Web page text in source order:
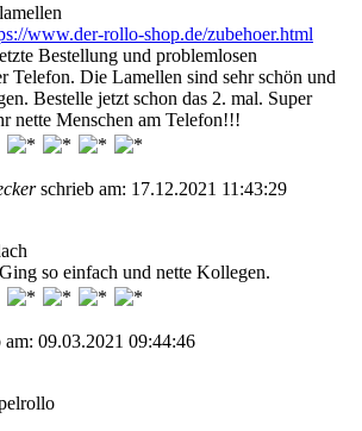
www.der-rollo-shop.de/zubehoer.html
Bestellung und problemlosen
Telefon. Die Lamellen sind sehr schön und
Bestelle jetzt schon das 2. mal. Super
nette Menschen am Telefon!!!
schrieb am: 17.12.2021 11:43:29
so einfach und nette Kollegen.
am: 09.03.2021 09:44:46